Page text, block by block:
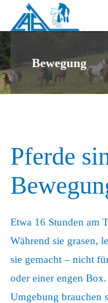
für
Bewegung
Pferde
Etwa 16 Stunden am
Während sie grasen,
sie gemacht – nicht
oder einer engen
Umgebung brauchen